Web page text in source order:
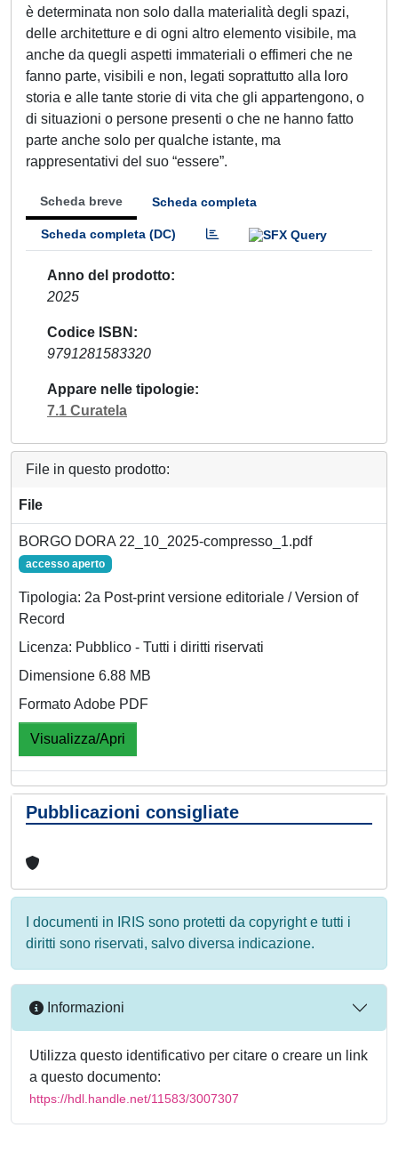
è determinata non solo dalla materialità degli spazi,
delle architetture e di ogni altro elemento visibile, ma
anche da quegli aspetti immateriali o effimeri che ne
fanno parte, visibili e non, legati soprattutto alla loro
storia e alle tante storie di vita che gli appartengono, o
di situazioni o persone presenti o che ne hanno fatto
parte anche solo per qualche istante, ma
rappresentativi del suo “essere”.
Scheda breve Scheda completa
Scheda completa (DC)
Anno del prodotto
2025
Codice ISBN
9791281583320
Appare nelle tipologie
7.1 Curatela
File in questo prodotto:
File
BORGO DORA 22_10_2025-compresso_1.pdf
accesso aperto
Tipologia: 2a Post-print versione editoriale / Version of
Record
Licenza: Pubblico - Tutti i diritti riservati
Dimensione 6.88 MB
Formato Adobe PDF
Visualizza/Apri
Pubblicazioni consigliate
I documenti in IRIS sono protetti da copyright e tutti i
diritti sono riservati, salvo diversa indicazione.
Informazioni
Utilizza questo identificativo per citare o creare un link
a questo documento:
https://hdl.handle.net/11583/3007307